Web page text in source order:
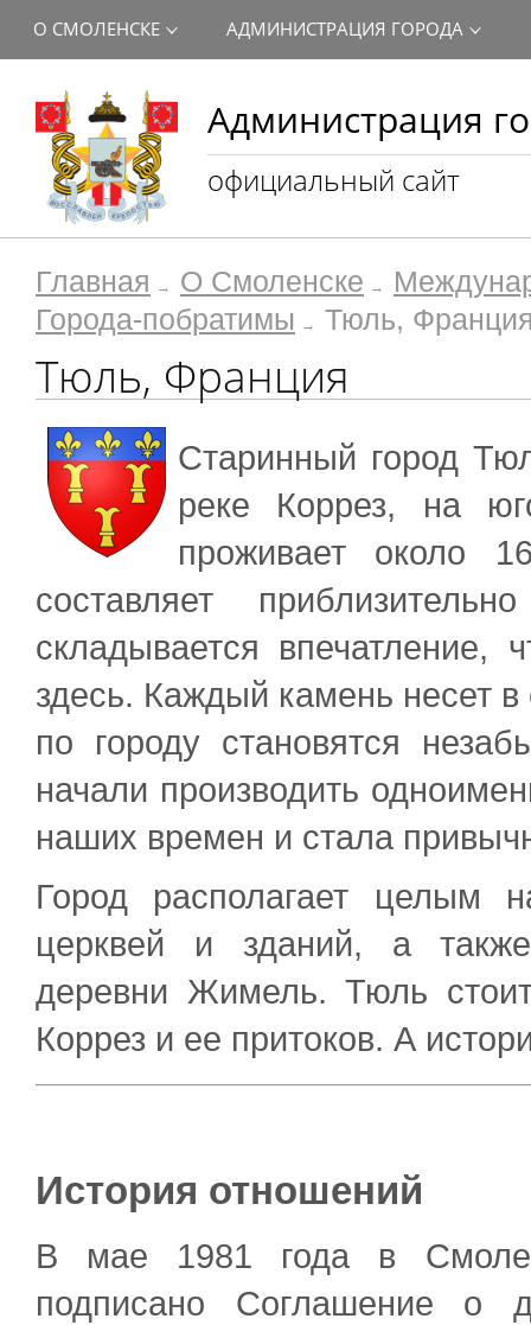
Администрация
официальный сайт
О СМОЛЕНСКЕ АДМИНИСТРАЦИЯ ГОРОДА
Главная О Смоленске
Города-побратимы
Тюль,
Тюль, Франция
Старинный город
реке Коррез, на
проживает около
составляет
складывается впечатление,
здесь. Каждый камень несет в
по городу становятся
начали производить
наших времен и стала
Город располагает целым
церквей и зданий, а
деревни Жимель. Тюль
Коррез и ее притоков. А
История отношений
В мае 1981 года в
подписано Соглашение о